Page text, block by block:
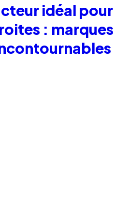
idéal pour
: marques